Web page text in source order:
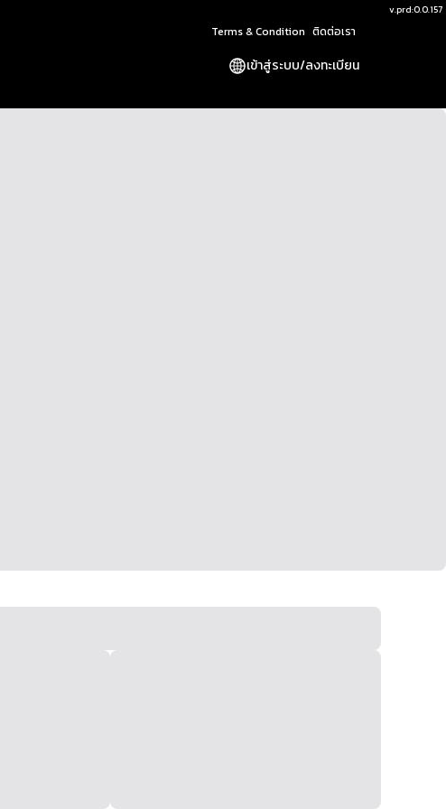
v.prd:0.0.157
Terms & Condition ติดต่อเรา
เข้าสู่ระบบ/ลงทะเบียน